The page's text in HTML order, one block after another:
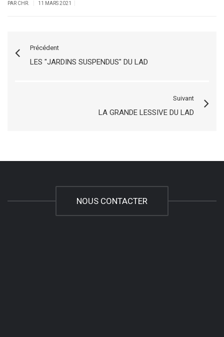
PAR CHR. 11 MARS 2021
Précédent
LES "JARDINS SUSPENDUS" DU LAD
Suivant
LA GRANDE LESSIVE DU LAD
NOUS CONTACTER